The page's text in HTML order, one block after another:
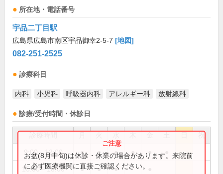
所在地・電話番号
宇品二丁目駅
広島県広島市南区宇品御幸2-5-7 [地図]
082-251-2525
診療科目
内科 小児科 呼吸器内科 アレルギー科 放射線科
診療/受付時間・休診日
祝
9:00～12:00 ● ● ● ● ●
15:00～18:00 ● ● ●
お盆(8月中旬)は休診・休業の場合があります。来院前
に必ず医療機関に直接ご確認ください。